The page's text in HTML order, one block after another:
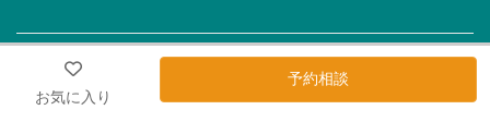
お気に入り
予約相談
プライバシーポリシー|特定商取引法表記|運営会社
Copyright©2026 トホゼロ All Rights Reserved.